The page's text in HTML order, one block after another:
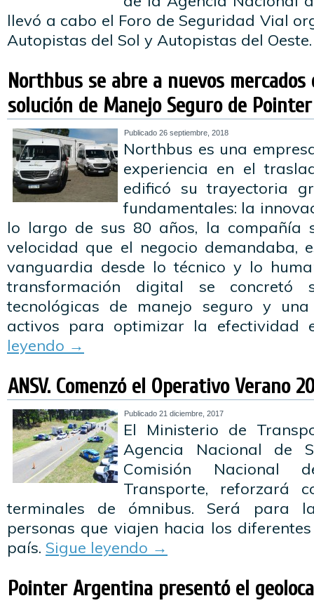
llevó a cabo el Foro de Seguridad Vial
Autopistas del Sol y Autopistas del
Northbus se abre a nuevos mercados
solución de Manejo Seguro de Pointer
Publicado 26 septiembre, 2018
Northbus es una
experiencia en el
edificó su trayectoria
fundamentales: la
lo largo de sus 80 años, la compañía
velocidad que el negocio demandaba,
vanguardia desde lo técnico y lo
transformación digital se concretó
tecnológicas de manejo seguro y
activos para optimizar la efectividad
leyendo →
ANSV. Comenzó el Operativo Verano
Publicado 21 diciembre, 2017
El Ministerio de
Agencia Nacional de
Comisión Nacional
Transporte, reforzará
terminales de ómnibus. Será para
personas que viajen hacia los
país. Sigue leyendo →
Pointer Argentina presentó el